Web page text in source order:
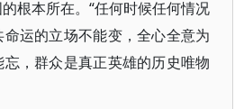
根本所在。“任何时候任何情况
运的立场不能变，全心全意为
，群众是真正英雄的历史唯物